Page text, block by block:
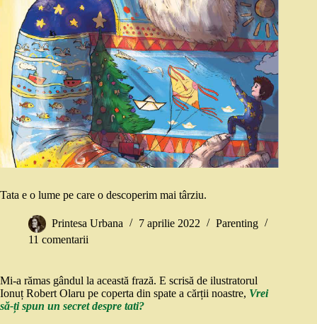
Tata e o lume pe care o descoperim mai târziu.
Printesa Urbana 7 aprilie 2022
Parenting
11 comentarii
Mi-a rămas gândul la această frază. E scrisă de ilustratorul
Ionuț Robert Olaru pe coperta din spate a cărții noastre, Vrei
să-ți spun un secret despre tati?